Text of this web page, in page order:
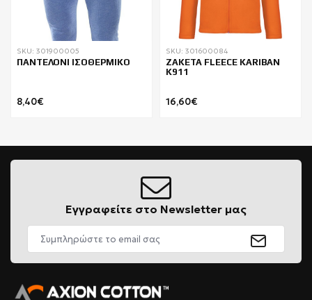
SKU: 301900005
ΠΑΝΤΕΛΟΝΙ ΙΣΟΘΕΡΜΙΚΟ
8,40€
SKU: 301600084
ΖΑΚΕΤΑ FLEECE KARIBAN
K911
16,60€
Εγγραφείτε στο Newsletter μας